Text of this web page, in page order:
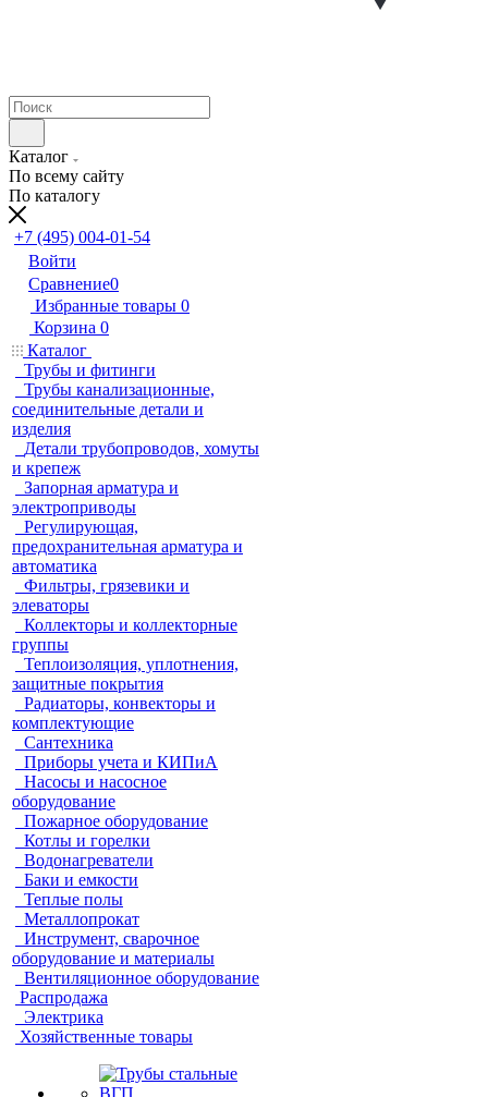
Каталог
По всему сайту
По каталогу
+7 (495) 004-01-54
Войти
Сравнение0
Избранные товары 0
Корзина 0
Каталог
Трубы и фитинги
Трубы канализационные,
соединительные детали и
изделия
Детали трубопроводов, хомуты
и крепеж
Запорная арматура и
электроприводы
Регулирующая,
предохранительная арматура и
автоматика
Фильтры, грязевики и
элеваторы
Коллекторы и коллекторные
группы
Теплоизоляция, уплотнения,
защитные покрытия
Радиаторы, конвекторы и
комплектующие
Сантехника
Приборы учета и КИПиА
Насосы и насосное
оборудование
Пожарное оборудование
Котлы и горелки
Водонагреватели
Баки и емкости
Теплые полы
Металлопрокат
Инструмент, сварочное
оборудование и материалы
Вентиляционное оборудование
Распродажа
Электрика
Хозяйственные товары